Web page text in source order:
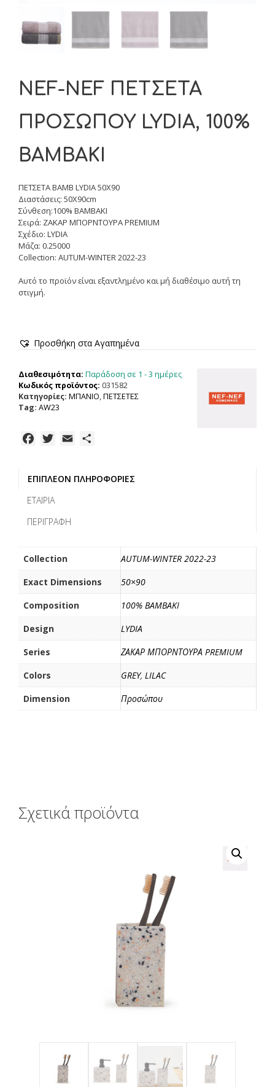
NEF-NEF ΠΕΤΣΕΤΑ
ΠΡΟΣΩΠΟΥ LYDIA, 100%
BAMBAKI
ΠΕΤΣΕΤΑ ΒΑΜΒ LYDIA 50X90
Διαστάσεις: 50X90cm
Σύνθεση:100% BAMBAKI
Σειρά: ΖΑΚΑΡ ΜΠΟΡΝΤΟΥΡΑ PREMIUM
Σχέδιο: LYDIA
Μάζα: 0.25000
Collection: AUTUM-WINTER 2022-23
Αυτό το προϊόν είναι εξαντλημένο και μή διαθέσιμο αυτή τη
στιγμή.
Προσθήκη στα Αγαπημένα
Διαθεσιμότητα: Παράδοση σε 1 - 3 ημέρες
Κωδικός προϊόντος: 031582
Κατηγορίες: ΜΠΑΝΙΟ,ΠΕΤΣΕΤΕΣ
Tag: AW23
e
b
o
t
r
i
ρ
τ
ε
ΕΠΙΠΛΈΟΝ ΠΛΗΡΟΦΟΡΊΕΣ
ΕΤΑΙΡΊΑ
ΠΕΡΙΓΡΑΦΉ
Collection
AUTUM-WINTER 2022-23
Exact Dimensions
50×90
Composition
100% BAMBAKI
Design
LYDIA
Series
ΖΑΚΑΡ ΜΠΟΡΝΤΟΥΡΑ PREMIUM
Colors
GREY, LILAC
Dimension
Προσώπου
Σχετικά προϊόντα